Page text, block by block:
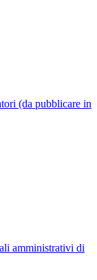
(da pubblicare in
amministrativi di